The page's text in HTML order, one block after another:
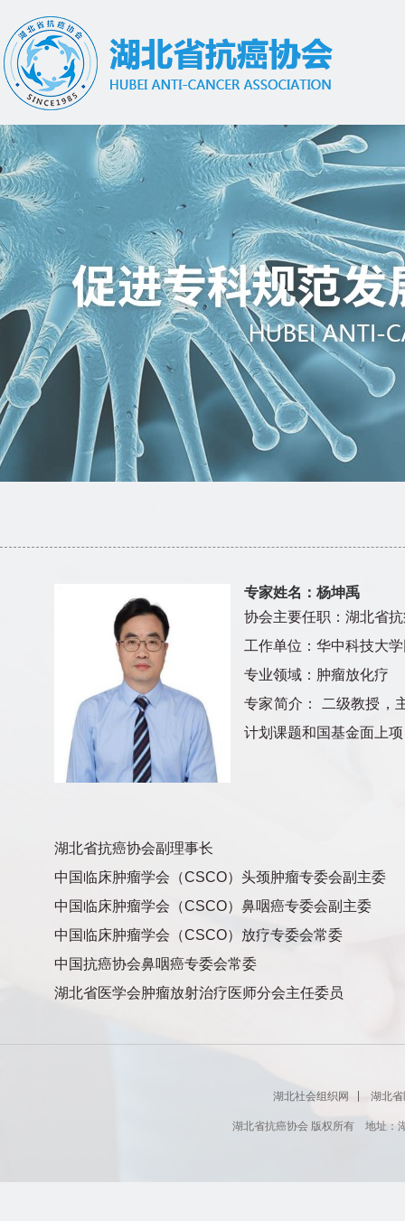
专家姓名：杨坤禹
协会主要任职：湖北省
工作单位：华中科技大
专业领域：肿瘤放化疗
专家简介： 二级教授，
计划课题和国基金面上
湖北省抗癌协会副理事长
中国临床肿瘤学会（CSCO）头颈肿瘤专委会副主委
中国临床肿瘤学会（CSCO）鼻咽癌专委会副主委
中国临床肿瘤学会（CSCO）放疗专委会常委
中国抗癌协会鼻咽癌专委会常委
湖北省医学会肿瘤放射治疗医师分会主任委员
湖北社会组织网 湖北
湖北省抗癌协会 版权所有 地址：